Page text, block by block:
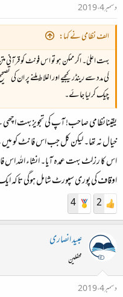
دسمبر 4، 2019
الف نظامی نے کہا:
بہت اعلیٰ۔ اگر ممکن ہو تو اس فونٹ کو
کی مدد سے رینڈر کیجیے اور اغلاط ملنے پر ان
چیک کر لیا جائے۔
یقینانظامی صاحب! آپ کی تجویزبہت
خیال نہ تھا۔ لیکن کل جب اس فانٹ کو
اس کا رزلٹ بہت عمدہ آیا۔ انشاء اللہ
اوقاف کی پوری سپورٹ شامل ہوگی تاکہ
2
4
عبید انصاری
محفلین
دسمبر 4، 2019